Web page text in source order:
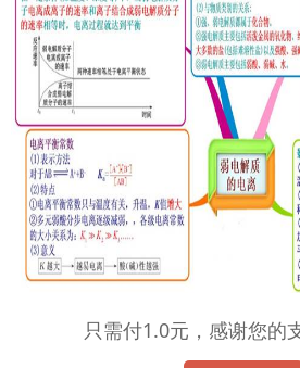
只需付1.0元，感谢您的